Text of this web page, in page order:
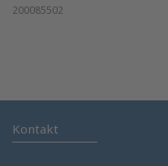
200085502
Kontakt